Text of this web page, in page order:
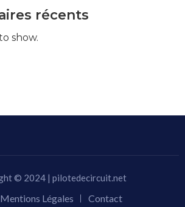
récents
show.
© 2024 | pilotedecircuit.net
Mentions Légales Contact